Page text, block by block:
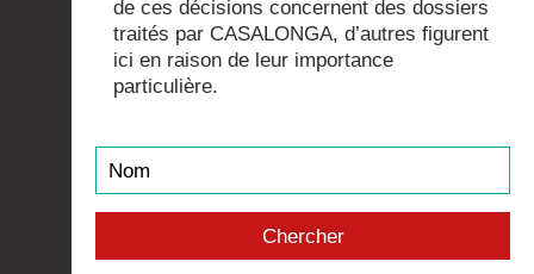
de ces décisions concernent des dossiers
traités par CASALONGA, d’autres figurent
ici en raison de leur importance
particulière.